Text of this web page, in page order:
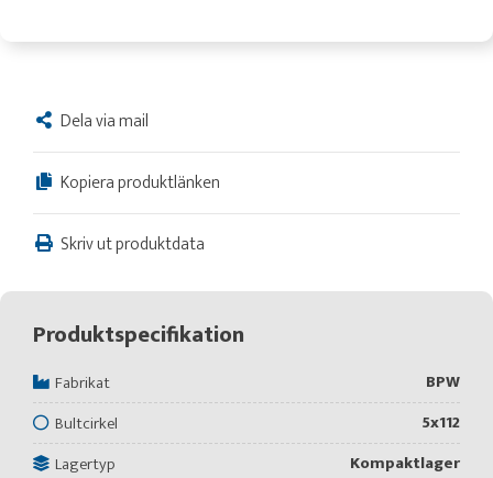
Dela via mail
Kopiera produktlänken
Skriv ut produktdata
Produktspecifikation
Fabrikat
BPW
Bultcirkel
5x112
Lagertyp
Kompaktlager